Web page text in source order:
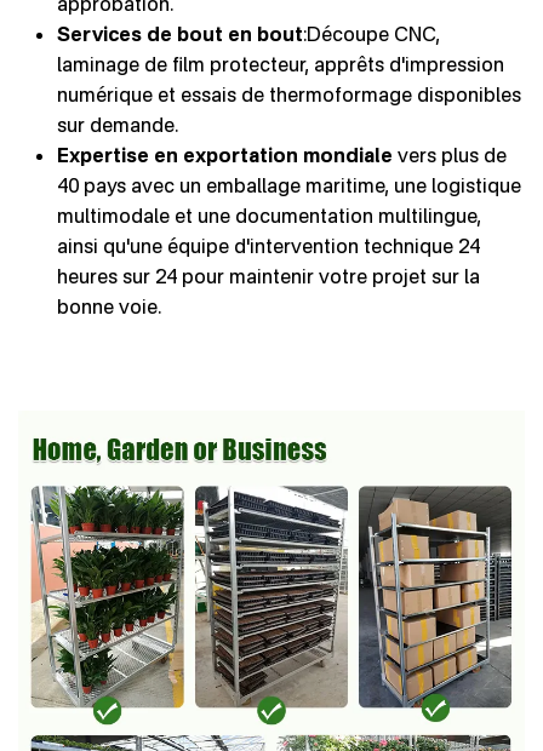
Services de bout en bout:Découpe CNC,
laminage de film protecteur, apprêts d'impression
numérique et essais de thermoformage disponibles
sur demande.
Expertise en exportation mondiale vers plus de
40 pays avec un emballage maritime, une logistique
multimodale et une documentation multilingue,
ainsi qu'une équipe d'intervention technique 24
heures sur 24 pour maintenir votre projet sur la
bonne voie.